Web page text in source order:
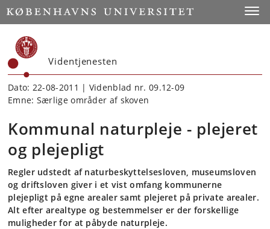
Start
Videntjenesten
Dato: 22-08-2011 | Videnblad nr. 09.12-09
Emne: Særlige områder af skoven
Kommunal naturpleje - plejeret
og plejepligt
Regler udstedt af naturbeskyttelsesloven, museumsloven
og driftsloven giver i et vist omfang kommunerne
plejepligt på egne arealer samt plejeret på private arealer.
Alt efter arealtype og bestemmelser er der forskellige
muligheder for at påbyde naturpleje.